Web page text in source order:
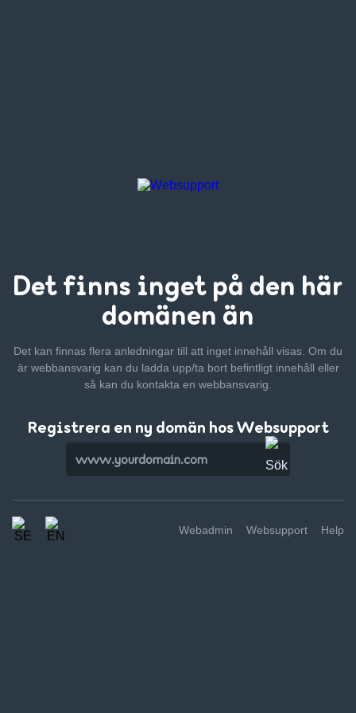
Det finns inget på den här
domänen än
Det kan finnas flera anledningar till att inget innehåll visas. Om du
är webbansvarig kan du ladda upp/ta bort befintligt innehåll eller
så kan du kontakta en webbansvarig.
Registrera en ny domän hos Websupport
Webadmin Websupport Help